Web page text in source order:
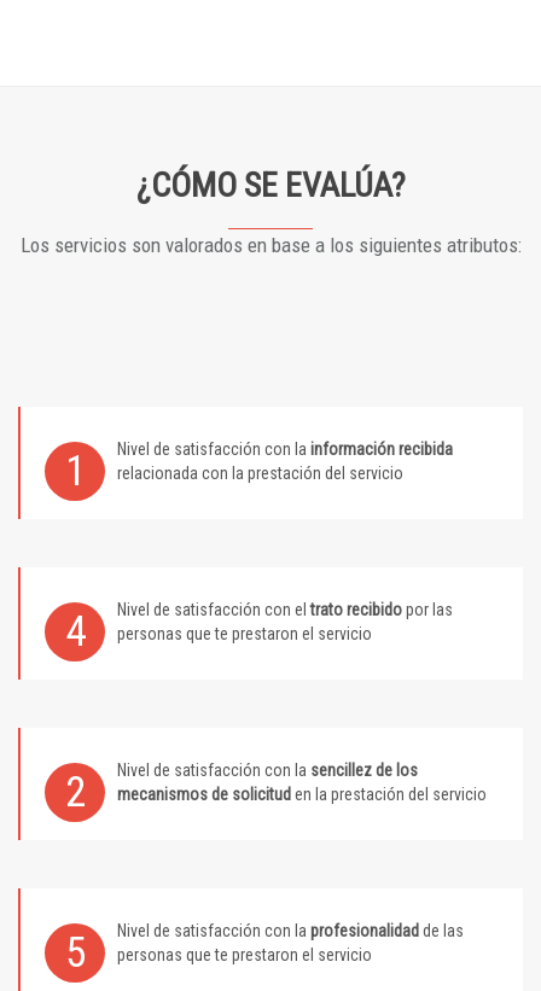
¿CÓMO SE EVALÚA?
Los servicios son valorados en base a los siguientes atributos:
1 Nivel de satisfacción con la información recibida
relacionada con la prestación del servicio
4 Nivel de satisfacción con eltrato recibidopor las
personas que te prestaron el servicio
2 Nivel de satisfacción con la sencillez de los
mecanismos de solicitud en la prestación del servicio
5 Nivel de satisfacción con la profesionalidad de las
personas que te prestaron el servicio